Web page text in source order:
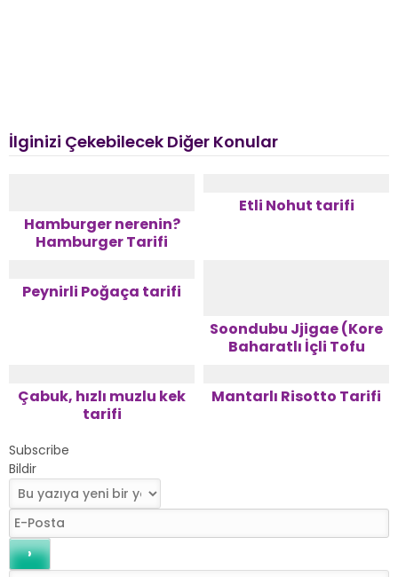
İlginizi Çekebilecek Diğer Konular
Hamburger nerenin?
Hamburger Tarifi
Etli Nohut tarifi
Peynirli Poğaça tarifi
Soondubu Jjigae (Kore
Baharatlı İçli Tofu
Çabuk, hızlı muzlu kek
tarifi
Mantarlı Risotto Tarifi
Subscribe
Bildir